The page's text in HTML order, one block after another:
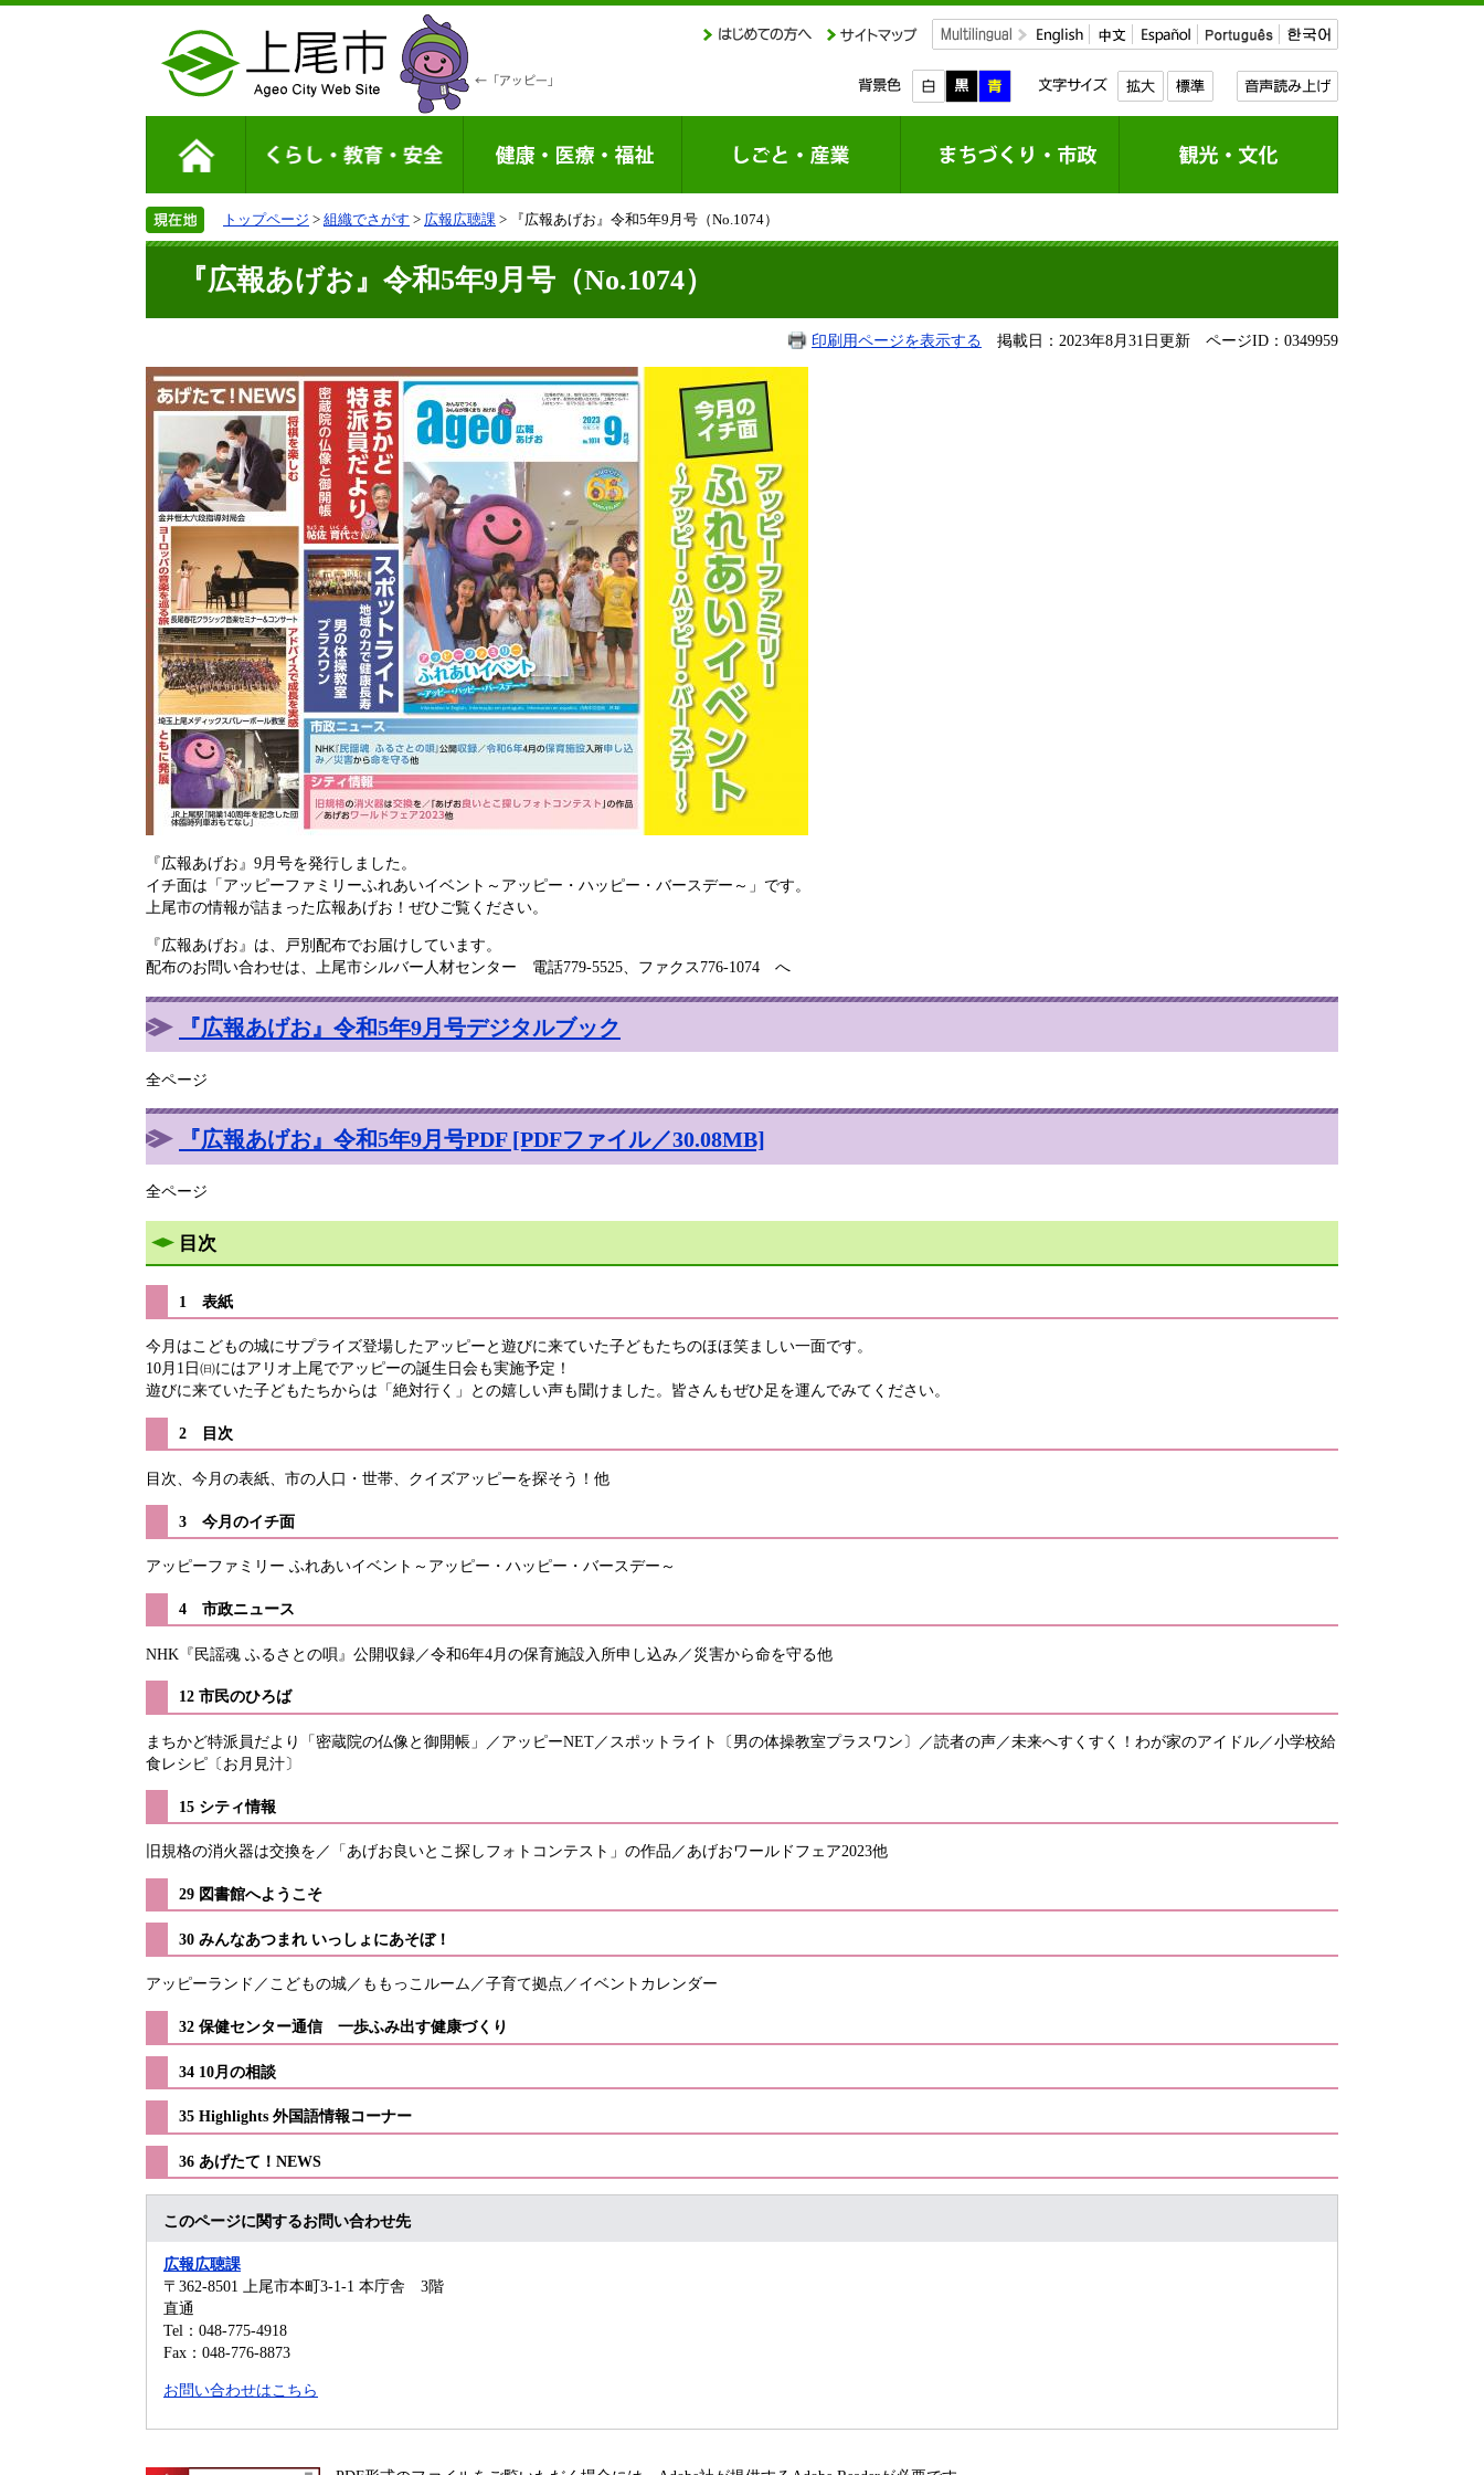
トップページ > 組織でさがす > 広報広聴課 > 『広報あげお』令和5年9月号（No.1074）
『広報あげお』令和5年9月号（No.1074）
印刷用ページを表示する 掲載日：2023年8月31日更新 ページID：0349959
『広報あげお』9月号を発行しました。
イチ面は「アッピーファミリーふれあいイベント～アッピー・ハッピー・バースデー～」です。
上尾市の情報が詰まった広報あげお！ぜひご覧ください。
『広報あげお』は、戸別配布でお届けしています。
配布のお問い合わせは、上尾市シルバー人材センター 電話779-5525、ファクス776-1074 へ
『広報あげお』令和5年9月号デジタルブック
全ページ
『広報あげお』令和5年9月号PDF [PDFファイル／30.08MB]
全ページ
目次
1 表紙
今月はこどもの城にサプライズ登場したアッピーと遊びに来ていた子どもたちのほほ笑ましい一面です。
10月1日㈰にはアリオ上尾でアッピーの誕生日会も実施予定！
遊びに来ていた子どもたちからは「絶対行く」との嬉しい声も聞けました。皆さんもぜひ足を運んでみてください。
2 目次
目次、今月の表紙、市の人口・世帯、クイズアッピーを探そう！他
3 今月のイチ面
アッピーファミリー ふれあいイベント～アッピー・ハッピー・バースデー～
​4 市政ニュース
NHK『民謡魂 ふるさとの唄』公開収録／令和6年4月の保育施設入所申し込み／災害から命を守る他
12 市民のひろば
まちかど特派員だより「密蔵院の仏像と御開帳」／アッピーNET／スポットライト〔男の体操教室プラスワン〕／読者の声／未来へすくすく！わが家のアイドル／小学校給
食レシピ〔お月見汁〕
15 シティ情報
旧規格の消火器は交換を／「あげお良いとこ探しフォトコンテスト」の作品／あげおワールドフェア2023他
29 図書館へようこそ
​30 みんなあつまれ いっしょにあそぼ！
アッピーランド／こどもの城／ももっこルーム／子育て拠点／イベントカレンダー
32 保健センター通信 一歩ふみ出す健康づくり
34 10月の相談
​35 Highlights 外国語情報コーナー
​36 あげたて！NEWS
このページに関するお問い合わせ先
広報広聴課
〒362-8501
上尾市本町3-1-1 本庁舎 3階
直通
Tel：048-775-4918
Fax：048-776-8873
お問い合わせはこちら